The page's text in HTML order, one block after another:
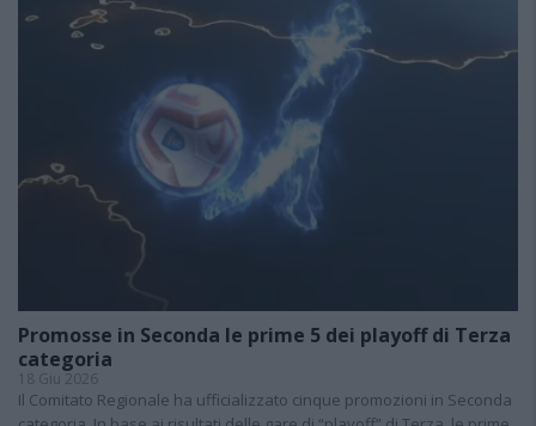
Promosse in Seconda le prime 5 dei playoff di Terza
categoria
18 Giu 2026
Il Comitato Regionale ha ufficializzato cinque promozioni in Seconda